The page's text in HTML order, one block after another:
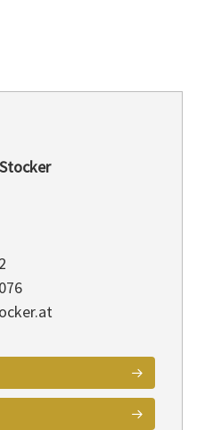
Kontakt